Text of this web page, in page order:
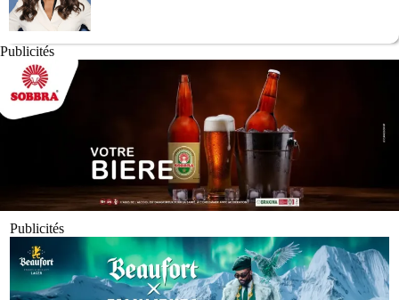
Publicités
Publicités